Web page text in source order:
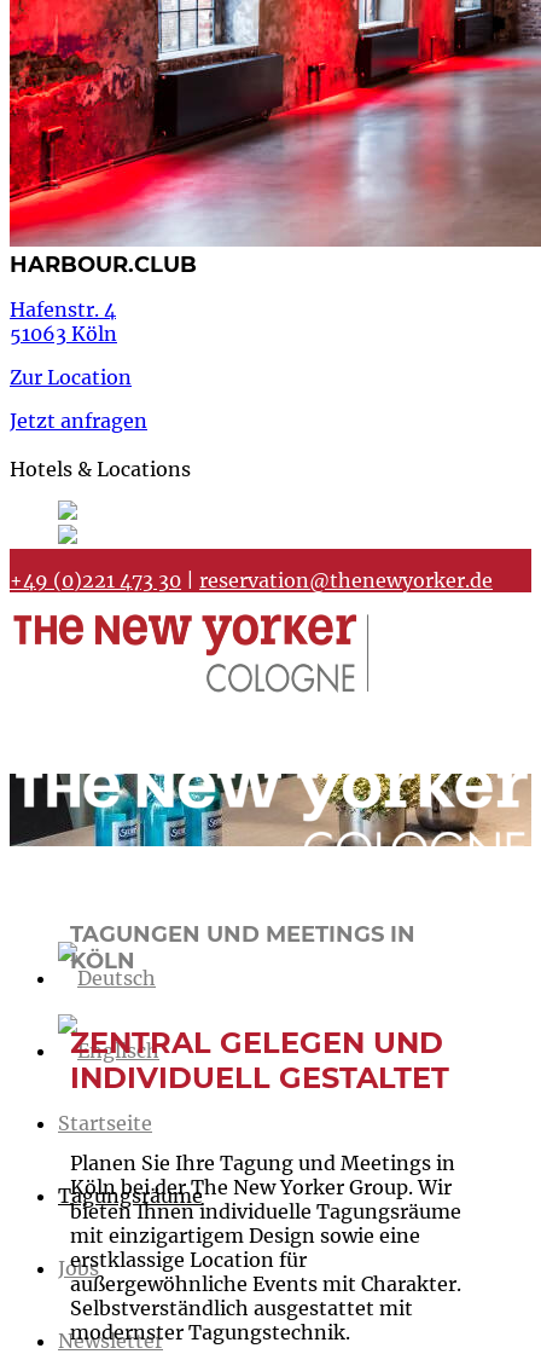
HARBOUR.CLUB
Hafenstr. 4
51063 Köln
Zur Location
Jetzt anfragen
Hotels & Locations
+49 (0)221 473 30
reservation@thenewyorker.de
Startseite
Tagungsräume
Jobs
Newsletter
TAGUNGEN UND MEETINGS IN
KÖLN
ZENTRAL GELEGEN UND
INDIVIDUELL GESTALTET
Planen Sie Ihre Tagung und Meetings in
Köln bei der The New Yorker Group. Wir
bieten Ihnen individuelle Tagungsräume
mit einzigartigem Design sowie eine
erstklassige Location für
außergewöhnliche Events mit Charakter.
Selbstverständlich ausgestattet mit
modernster Tagungstechnik.